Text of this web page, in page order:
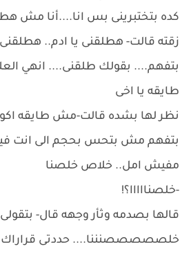
كده بتختبرينى بس انا....أنا مش
زقته قالت- هطلقنى يا ادم..
بتفهم.... بقولك طلقنى.... انهي
طايقه يا اخى
نظر لها بشده قالت-مش طايقه
بتفهم مش بتحس بحجم الى انت
مفيش امل.. خلاص خلصنا
-خلصنااااا؟!
قالها بصدمه وثأر وجهه قال- بتقولى
خلصصصصصنننا.... حددتى قراراك